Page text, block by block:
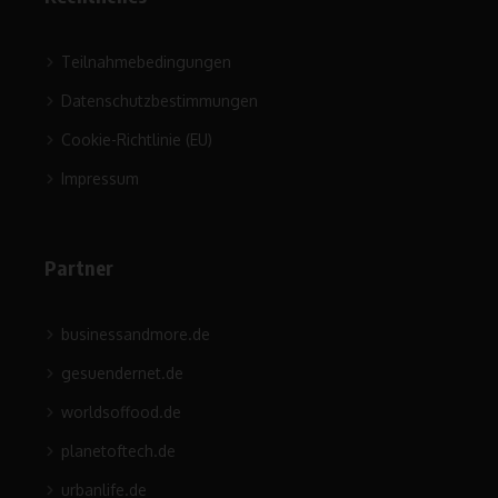
Teilnahmebedingungen
Datenschutzbestimmungen
Cookie-Richtlinie (EU)
Impressum
Partner
businessandmore.de
gesuendernet.de
worldsoffood.de
planetoftech.de
urbanlife.de